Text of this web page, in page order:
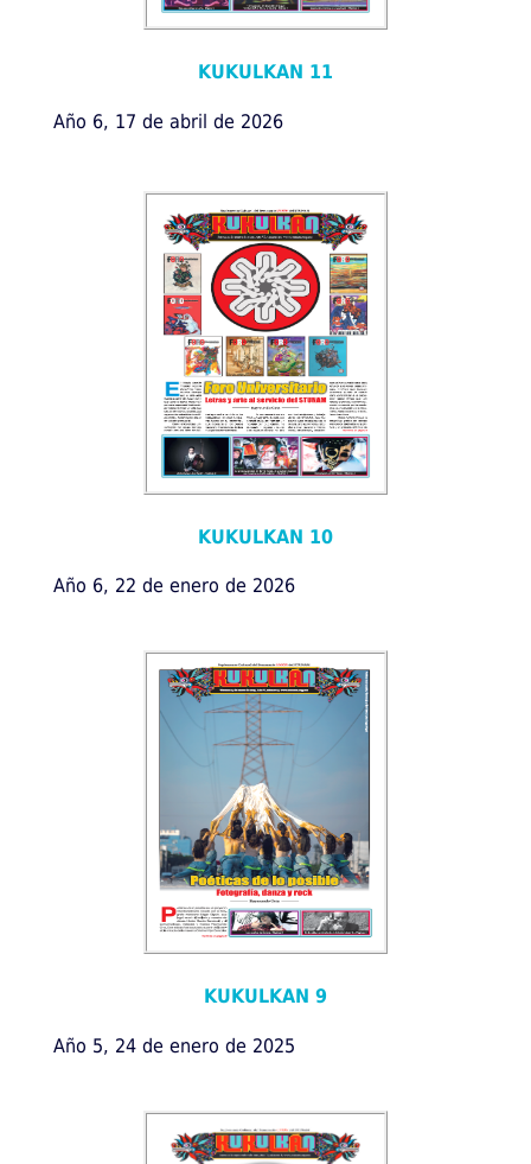
KUKULKAN 11
Año 6, 17 de abril de 2026
KUKULKAN 10
Año 6, 22 de enero de 2026
KUKULKAN 9
Año 5, 24 de enero de 2025